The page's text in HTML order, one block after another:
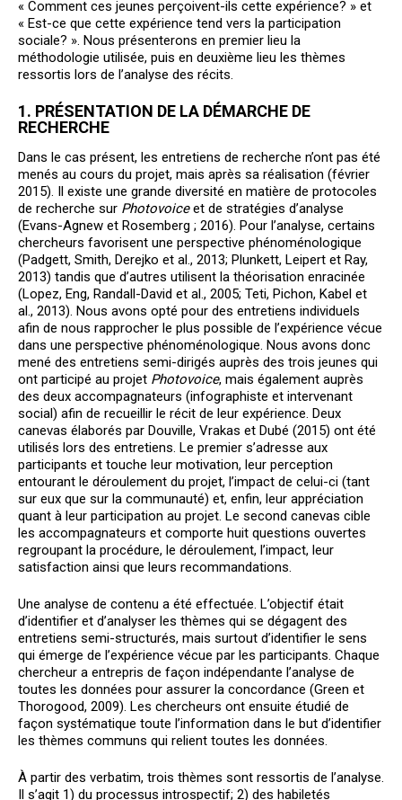
« Comment ces jeunes perçoivent-ils cette expérience? » et
« Est-ce que cette expérience tend vers la participation
sociale? ». Nous présenterons en premier lieu la
méthodologie utilisée, puis en deuxième lieu les thèmes
ressortis lors de l’analyse des récits.
1. PRÉSENTATION DE LA DÉMARCHE DE
RECHERCHE
Dans le cas présent, les entretiens de recherche n’ont pas été
menés au cours du projet, mais après sa réalisation (février
2015). Il existe une grande diversité en matière de protocoles
de recherche sur Photovoiceet de stratégies d’analyse
(Evans-Agnew et Rosemberg ; 2016). Pour l’analyse, certains
chercheurs favorisent une perspective phénoménologique
(Padgett, Smith, Derejko et al., 2013; Plunkett, Leipert et Ray,
2013) tandis que d’autres utilisent la théorisation enracinée
(Lopez, Eng, Randall-David et al., 2005; Teti, Pichon, Kabel et
al., 2013). Nous avons opté pour des entretiens individuels
afin de nous rapprocher le plus possible de l’expérience vécue
dans une perspective phénoménologique. Nous avons donc
mené des entretiens semi-dirigés auprès des trois jeunes qui
ont participé au projet Photovoice, mais également auprès
des deux accompagnateurs (infographiste et intervenant
social) afin de recueillir le récit de leur expérience. Deux
canevas élaborés par Douville, Vrakas et Dubé (2015) ont été
utilisés lors des entretiens. Le premier s’adresse aux
participants et touche leur motivation, leur perception
entourant le déroulement du projet, l’impact de celui-ci (tant
sur eux que sur la communauté) et, enfin, leur appréciation
quant à leur participation au projet. Le second canevas cible
les accompagnateurs et comporte huit questions ouvertes
regroupant la procédure, le déroulement, l’impact, leur
satisfaction ainsi que leurs recommandations.
Une analyse de contenu a été effectuée. L’objectif était
d’identifier et d’analyser les thèmes qui se dégagent des
entretiens semi-structurés, mais surtout d’identifier le sens
qui émerge de l’expérience vécue par les participants. Chaque
chercheur a entrepris de façon indépendante l’analyse de
toutes les données pour assurer la concordance (Green et
Thorogood, 2009). Les chercheurs ont ensuite étudié de
façon systématique toute l’information dans le but d’identifier
les thèmes communs qui relient toutes les données.
À partir des verbatim, trois thèmes sont ressortis de l’analyse.
Il s’agit 1) du processus introspectif; 2) des habiletés